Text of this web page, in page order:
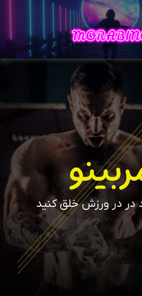
در در ورزش خلق کنید